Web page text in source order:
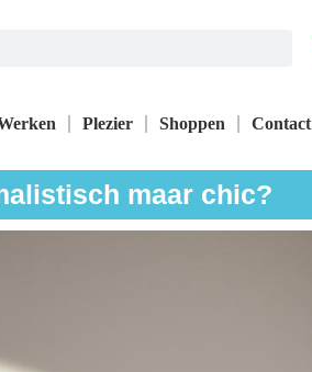
Plezier Shoppen Contact
maar chic?